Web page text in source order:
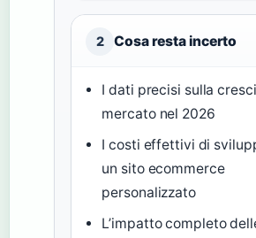
2 Cosa resta incerto
I dati precisi sulla
mercato nel 2026
I costi effettivi di
un sito ecommerce
personalizzato
L’impatto completo